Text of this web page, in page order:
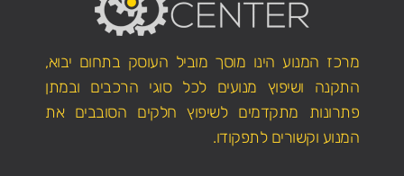
מרכז המנוע הינו מוסך מוביל העוסק בתחום יבוא,
התקנה ושיפוץ מנועים לכל סוגי הרכבים ובמתן
פתרונות מתקדמים לשיפוץ חלקים הסובבים את
המנוע וקשורים לתפקודו.